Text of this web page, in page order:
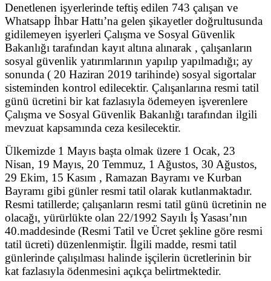
Denetlenen işyerlerinde teftiş edilen 743 çalışan ve
Whatsapp İhbar Hattı’na gelen şikayetler doğrultusunda
gidilemeyen işyerleri Çalışma ve Sosyal Güvenlik
Bakanlığı tarafından kayıt altına alınarak , çalışanların
sosyal güvenlik yatırımlarının yapılıp yapılmadığı; ay
sonunda ( 20 Haziran 2019 tarihinde) sosyal sigortalar
sisteminden kontrol edilecektir. Çalışanlarına resmi tatil
günü ücretini bir kat fazlasıyla ödemeyen işverenlere
Çalışma ve Sosyal Güvenlik Bakanlığı tarafından ilgili
mevzuat kapsamında ceza kesilecektir.
Ülkemizde 1 Mayıs başta olmak üzere 1 Ocak, 23
Nisan, 19 Mayıs, 20 Temmuz, 1 Ağustos, 30 Ağustos,
29 Ekim, 15 Kasım , Ramazan Bayramı ve Kurban
Bayramı gibi günler resmi tatil olarak kutlanmaktadır.
Resmi tatillerde; çalışanların resmi tatil günü ücretinin ne
olacağı, yürürlükte olan 22/1992 Sayılı İş Yasası’nın
40.maddesinde (Resmi Tatil ve Ücret şekline göre resmi
tatil ücreti) düzenlenmiştir. İlgili madde, resmi tatil
günlerinde çalışılması halinde işçilerin ücretlerinin bir
kat fazlasıyla ödenmesini açıkça belirtmektedir.